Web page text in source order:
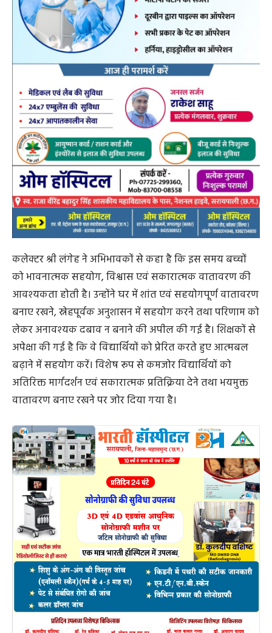
कलेक्टर श्री लंगेह ने अभिभावकों से कहा है कि इस समय बच्चों
को भावनात्मक सहयोग, विश्वास एवं सकारात्मक वातावरण की
आवश्यकता होती है। उन्होंने घर में शांत एवं सहयोगपूर्ण वातावरण
बनाए रखने, स्नेहपूर्वक अनुशासन में सहयोग करने तथा परिणाम को
लेकर अनावश्यक दबाव न बनाने की अपील की गई है। शिक्षकों से
अपेक्षा की गई है कि वे विद्यार्थियों को प्रेरित करते हुए आत्मबल
बढ़ाने में सहयोग करें। विशेष रूप से कमजोर विद्यार्थियों को
अतिरिक्त मार्गदर्शन एवं सकारात्मक प्रतिक्रिया देने तथा भयमुक्त
वातावरण बनाए रखने पर जोर दिया गया है।